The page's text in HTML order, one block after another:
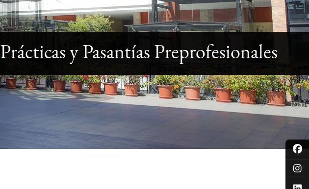
Prácticas y Pasantías Preprofesionales